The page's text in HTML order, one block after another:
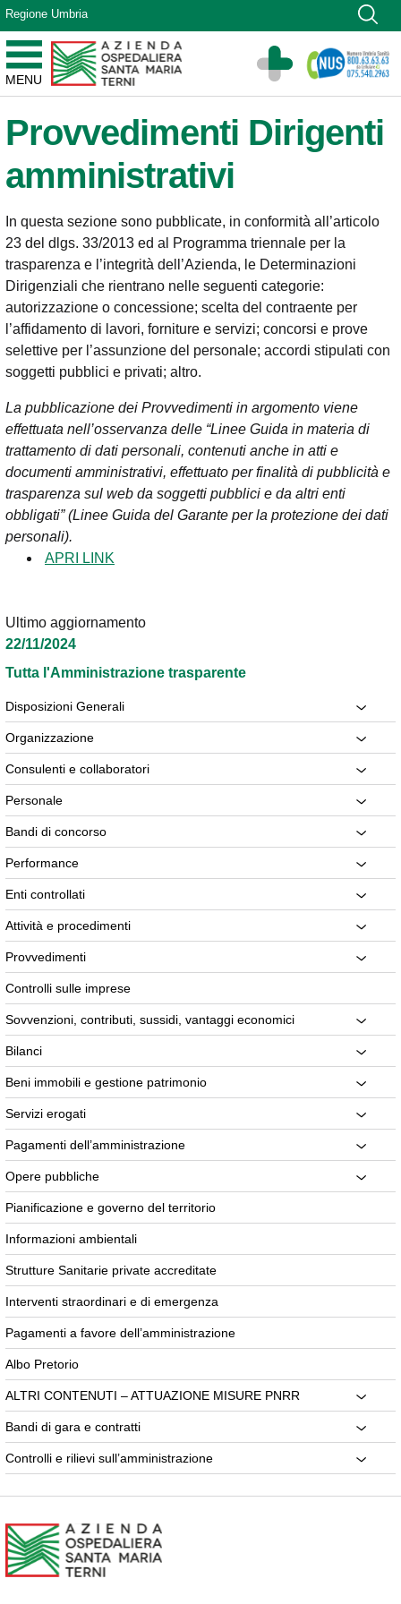
Vai ai contenuti
Vai al menu di navigazione
Vai al footer
Regione Umbria
MENU
Azienda Ospedaliera Santa Maria di Terni
Sito Istituzionale
Provvedimenti Dirigenti
amministrativi
In questa sezione sono pubblicate, in conformità all’articolo
23 del dlgs. 33/2013 ed al Programma triennale per la
trasparenza e l’integrità dell’Azienda, le Determinazioni
Dirigenziali che rientrano nelle seguenti categorie:
autorizzazione o concessione; scelta del contraente per
l’affidamento di lavori, forniture e servizi; concorsi e prove
selettive per l’assunzione del personale; accordi stipulati con
soggetti pubblici e privati; altro.
La pubblicazione dei Provvedimenti in argomento viene
effettuata nell’osservanza delle “Linee Guida in materia di
trattamento di dati personali, contenuti anche in atti e
documenti amministrativi, effettuato per finalità di pubblicità e
trasparenza sul web da soggetti pubblici e da altri enti
obbligati” (Linee Guida del Garante per la protezione dei dati
personali).
APRI LINK
Ultimo aggiornamento
22/11/2024
Tutta l'Amministrazione trasparente
Disposizioni Generali
Organizzazione
Consulenti e collaboratori
Personale
Bandi di concorso
Performance
Enti controllati
Attività e procedimenti
Provvedimenti
Controlli sulle imprese
Sovvenzioni, contributi, sussidi, vantaggi economici
Bilanci
Beni immobili e gestione patrimonio
Servizi erogati
Pagamenti dell’amministrazione
Opere pubbliche
Pianificazione e governo del territorio
Informazioni ambientali
Strutture Sanitarie private accreditate
Interventi straordinari e di emergenza
Pagamenti a favore dell’amministrazione
Albo Pretorio
ALTRI CONTENUTI – ATTUAZIONE MISURE PNRR
Bandi di gara e contratti
Controlli e rilievi sull’amministrazione